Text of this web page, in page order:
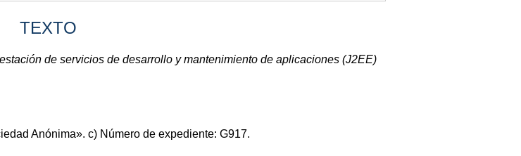
TEXTO
de servicios de desarrollo y mantenimiento de aplicaciones (J2EE)
Anónima». c) Número de expediente: G917.